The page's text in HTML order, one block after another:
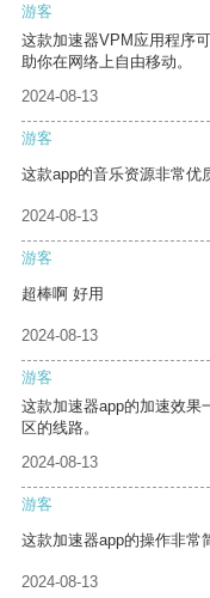
游客
这款加速器VPM应用程序
助你在网络上自由移动。
2024-08-13
游客
这款app的音乐资源非常优
2024-08-13
游客
超棒啊 好用
2024-08-13
游客
这款加速器app的加速效果
区的线路。
2024-08-13
游客
这款加速器app的操作非常
2024-08-13